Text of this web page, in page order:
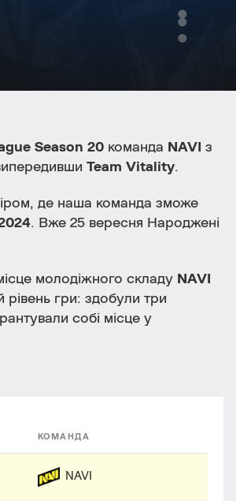
Season 20 команда NAVI з
Team Vitality.
де наша команда зможе
. Вже 25 вересня Народжені
молодіжного складу NAVI
рівень гри: здобули три
собі місце у
КОМАНДА
NAVI